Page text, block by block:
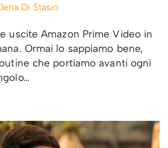
Di Stasio
uscite Amazon Prime Video in
Ormai lo sappiamo bene,
che portiamo avanti ogni